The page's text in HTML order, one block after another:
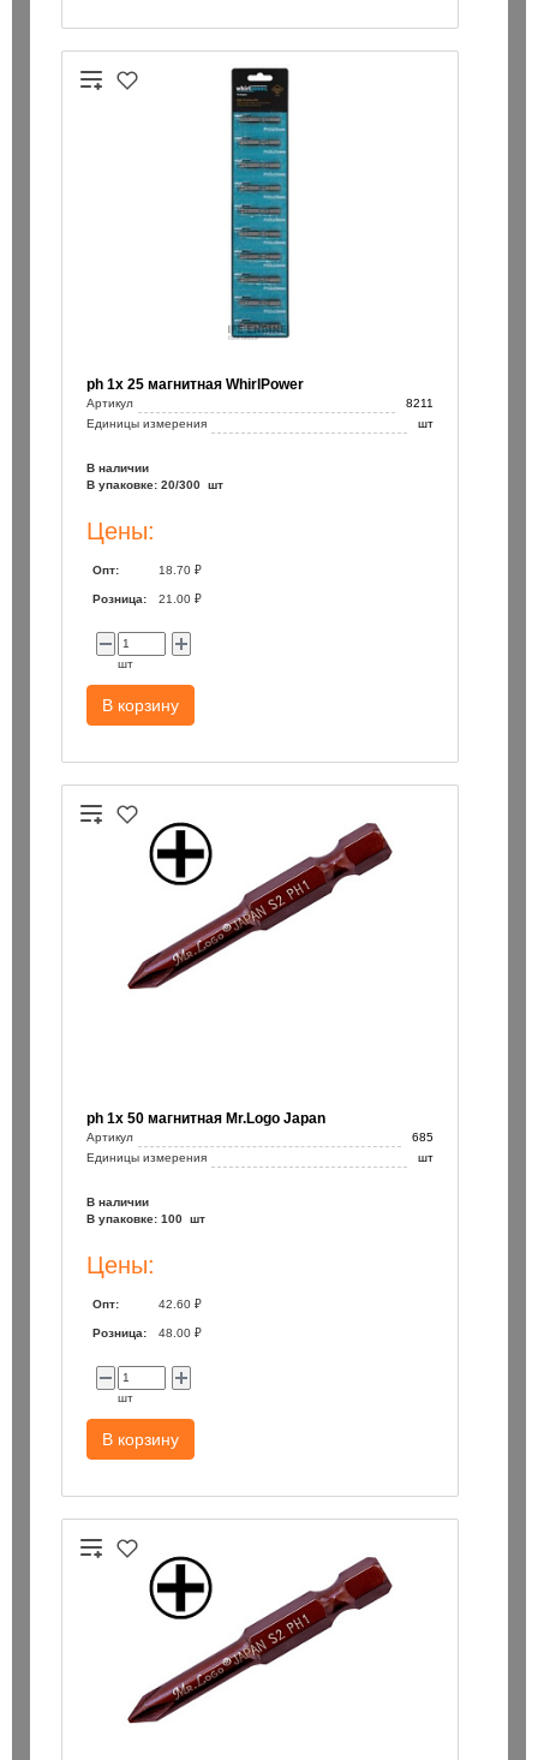
ph 1х 25 магнитная WhirlPower
Артикул
8211
Единицы измерения
шт
В наличии
В упаковке: 20/300 шт
Цены:
Опт: 18.70 ₽
Розница: 21.00 ₽
шт
В корзину
ph 1х 50 магнитная Mr.Logo Japan
Артикул
685
Единицы измерения
шт
В наличии
В упаковке: 100 шт
Цены:
Опт: 42.60 ₽
Розница: 48.00 ₽
шт
В корзину